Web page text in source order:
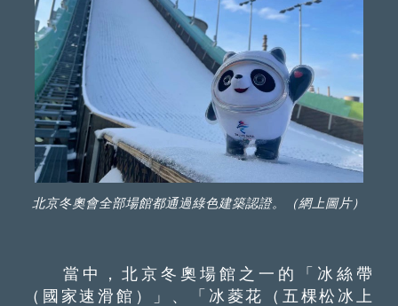
北京冬奧會全部場館都通過綠色建築認證。（網上圖片）
當中，北京冬奧場館之一的「冰絲帶
（國家速滑館）」、「冰菱花（五棵松冰上